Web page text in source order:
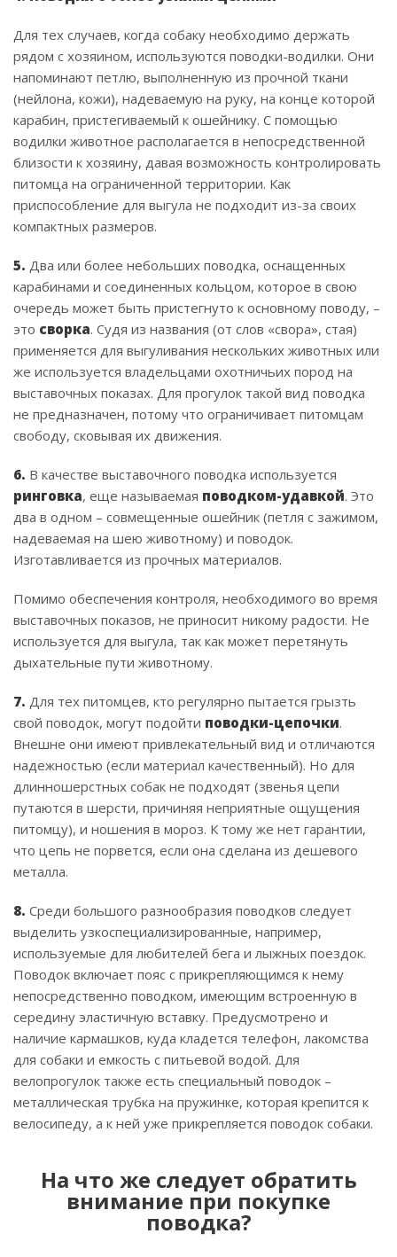
Для тех случаев, когда собаку необходимо держать
рядом с хозяином, используются поводки-водилки. Они
напоминают петлю, выполненную из прочной ткани
(нейлона, кожи), надеваемую на руку, на конце которой
карабин, пристегиваемый к ошейнику. С помощью
водилки животное располагается в непосредственной
близости к хозяину, давая возможность контролировать
питомца на ограниченной территории. Как
приспособление для выгула не подходит из-за своих
компактных размеров.
5. Два или более небольших поводка, оснащенных
карабинами и соединенных кольцом, которое в свою
очередь может быть пристегнуто к основному поводу, –
это сворка. Судя из названия (от слов «свора», стая)
применяется для выгуливания нескольких животных или
же используется владельцами охотничьих пород на
выставочных показах. Для прогулок такой вид поводка
не предназначен, потому что ограничивает питомцам
свободу, сковывая их движения.
6. В качестве выставочного поводка используется
ринговка, еще называемая поводком-удавкой. Это
два в одном – совмещенные ошейник (петля с зажимом,
надеваемая на шею животному) и поводок.
Изготавливается из прочных материалов.
Помимо обеспечения контроля, необходимого во время
выставочных показов, не приносит никому радости. Не
используется для выгула, так как может перетянуть
дыхательные пути животному.
7. Для тех питомцев, кто регулярно пытается грызть
свой поводок, могут подойти поводки-цепочки.
Внешне они имеют привлекательный вид и отличаются
надежностью (если материал качественный). Но для
длинношерстных собак не подходят (звенья цепи
путаются в шерсти, причиняя неприятные ощущения
питомцу), и ношения в мороз. К тому же нет гарантии,
что цепь не порвется, если она сделана из дешевого
металла.
8. Среди большого разнообразия поводков следует
выделить узкоспециализированные, например,
используемые для любителей бега и лыжных поездок.
Поводок включает пояс с прикрепляющимся к нему
непосредственно поводком, имеющим встроенную в
середину эластичную вставку. Предусмотрено и
наличие кармашков, куда кладется телефон, лакомства
для собаки и емкость с питьевой водой. Для
велопрогулок также есть специальный поводок –
металлическая трубка на пружинке, которая крепится к
велосипеду, а к ней уже прикрепляется поводок собаки.
На что же следует обратить
внимание при покупке
поводка?